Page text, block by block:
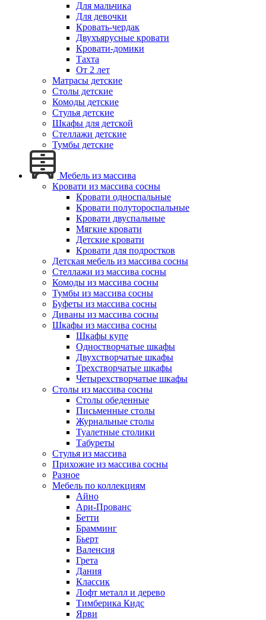
Для мальчика
Для девочки
Кровать-чердак
Двухъярусные кровати
Кровати-домики
Тахта
От 2 лет
Матрасы детские
Столы детские
Комоды детские
Стулья детские
Шкафы для детской
Стеллажи детские
Тумбы детские
Мебель из массива
Кровати из массива сосны
Кровати односпальные
Кровати полутороспальные
Кровати двуспальные
Мягкие кровати
Детские кровати
Кровати для подростков
Детская мебель из массива сосны
Стеллажи из массива сосны
Комоды из массива сосны
Тумбы из массива сосны
Буфеты из массива сосны
Диваны из массива сосны
Шкафы из массива сосны
Шкафы купе
Одностворчатые шкафы
Двухстворчатые шкафы
Трехстворчатые шкафы
Четырехстворчатые шкафы
Столы из массива сосны
Столы обеденные
Письменные столы
Журнальные столы
Туалетные столики
Табуреты
Стулья из массива
Прихожие из массива сосны
Разное
Мебель по коллекциям
Айно
Ари-Прованс
Бетти
Брамминг
Бьерт
Валенсия
Грета
Дания
Классик
Лофт металл и дерево
Тимберика Кидс
Ярви